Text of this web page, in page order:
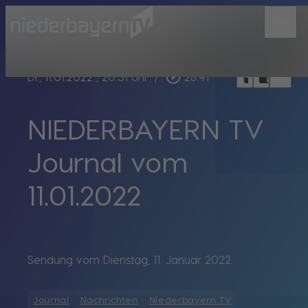
Di., 11.01.2022, 20:31 Uhr / play_circle_outline 28:41 headphoneschrome_reader_modebookmark_border
NIEDERBAYERN TV
Journal vom
11.01.2022
Sendung vom Dienstag, 11. Januar 2022.
Journal Nachrichten Niederbayern TV